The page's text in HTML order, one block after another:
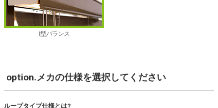
I型バランス
option.メカの仕様を選択してください
ループタイプ仕様とは?